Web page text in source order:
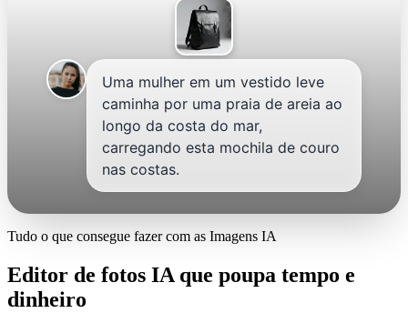
Uma mulher em um vestido leve
caminha por uma praia de areia ao
longo da costa do mar,
carregando esta mochila de couro
nas costas.
Tudo o que consegue fazer com as Imagens IA
Editor de fotos IA que poupa tempo e
dinheiro